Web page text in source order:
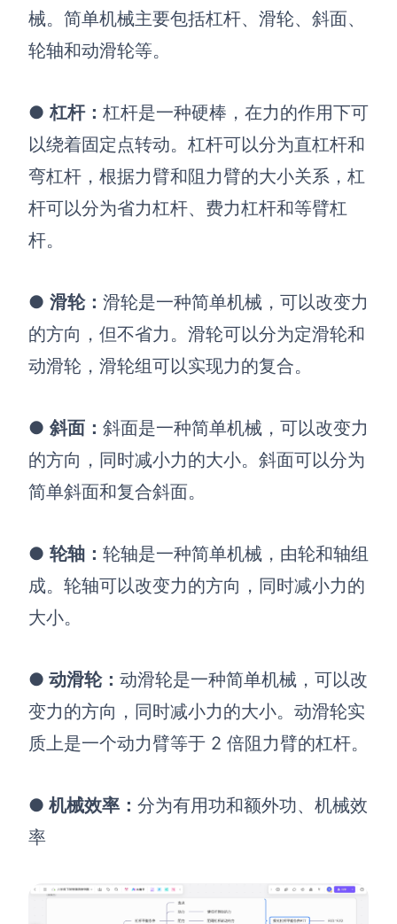
械。简单机械主要包括杠杆、滑轮、斜面、
轮轴和动滑轮等。
● 杠杆： 杠杆是一种硬棒，在力的作用下可
以绕着固定点转动。杠杆可以分为直杠杆和
弯杠杆，根据力臂和阻力臂的大小关系，杠
杆可以分为省力杠杆、费力杠杆和等臂杠
杆。
● 滑轮： 滑轮是一种简单机械，可以改变力
的方向，但不省力。滑轮可以分为定滑轮和
动滑轮，滑轮组可以实现力的复合。
● 斜面： 斜面是一种简单机械，可以改变力
的方向，同时减小力的大小。斜面可以分为
简单斜面和复合斜面。
● 轮轴 ： 轮轴是一种简单机械，由轮和轴组
成。轮轴可以改变力的方向，同时减小力的
大小。
● 动滑轮： 动滑轮是一种简单机械，可以改
变力的方向，同时减小力的大小。动滑轮实
质上是一个动力臂等于 2 倍阻力臂的杠杆。
● 机械效率 ： 分为有用功和额外功、机械效
率